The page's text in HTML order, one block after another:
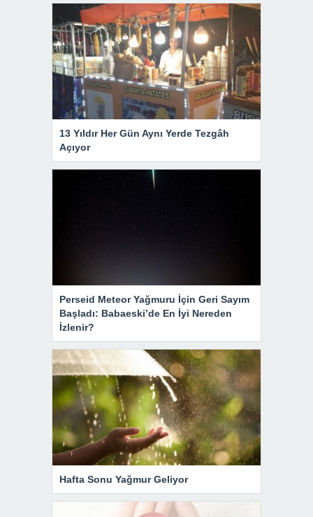
13 Yıldır Her Gün Aynı Yerde Tezgâh
Açıyor
Perseid Meteor Yağmuru İçin Geri Sayım
Başladı: Babaeski’de En İyi Nereden
İzlenir?
Hafta Sonu Yağmur Geliyor